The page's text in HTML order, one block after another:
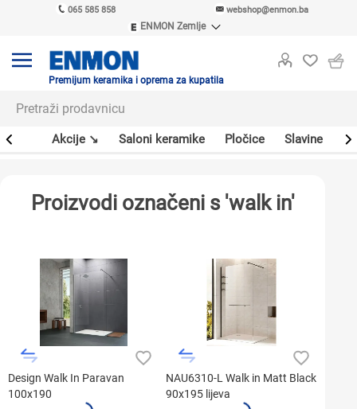
065 585 858 webshop@enmon.ba
ENMON Zemlje
ENMON MKD
Premijum keramika i oprema za kupatila
Akcije ↘ Saloni keramike Pločice Slavine
Proizvodi označeni s 'walk in'
Design Walk In Paravan
100x190
NAU6310-L Walk in Matt Black
90x195 lijeva